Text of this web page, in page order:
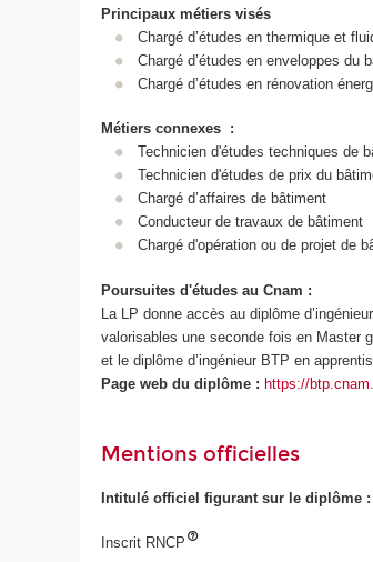
Principaux métiers visés
Chargé d’études en thermique et
Chargé d’études en enveloppes du
Chargé d’études en rénovation
Métiers connexes :
Technicien d'études techniques de
Technicien d'études de prix du
Chargé d’affaires de bâtiment
Conducteur de travaux de bâtiment
Chargé d'opération ou de projet de
Poursuites d'études au Cnam :
La LP donne accès au diplôme
valorisables une seconde fois en Master
et le diplôme d’ingénieur BTP en
Page web du diplôme : https://
Mentions officielles
Intitulé officiel figurant sur le diplôme :
Inscrit RNCP